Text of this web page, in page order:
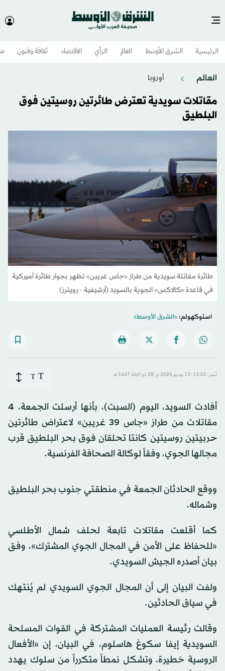
الرئيسية الشرق الأوسط​ العالم الرأي الاقتصاد ثقافة وفنون
العالم أوروبا
مقاتلات سويدية تعترض طائرتين روسيتين فوق
البلطيق
طائرة مقاتلة سويدية من طراز «جاس غريبن» تظهر بجوار طائرة أميركية
في قاعدة «كالاكس» الجوية بالسويد (أرشيفية - رويترز)
استوكهولم:«الشرق الأوسط»
نُشر: 13:02-13 يونيو 2026 م ـ 28 ذو الحِجّة 1447 هـ T
T
أفادت السويد، اليوم (السبت)، بأنها أرسلت الجمعة، 4
مقاتلات من طراز «جاس 39 غريبن» لاعتراض طائرتين
حربيتين روسيتين كانتا تحلقان فوق بحر البلطيق قرب
مجالها الجوي، وفقاً لوكالة الصحافة الفرنسية.
ووقع الحادثان الجمعة في منطقتي جنوب بحر البلطيق
وشماله.
كما أقلعت مقاتلات تابعة لحلف شمال الأطلسي
«للحفاظ على الأمن في المجال الجوي المشترك»، وفق
بيان أصدره الجيش السويدي.
ولفت البيان إلى أن المجال الجوي السويدي لم يُنتهك
في سياق الحادثين.
وقالت رئيسة العمليات المشتركة في القوات المسلحة
السويدية إيفا سكوغ هاسلوم، في البيان، إن «الأفعال
الروسية خطيرة، وتشكل نمطاً متكرراً من سلوك يهدد